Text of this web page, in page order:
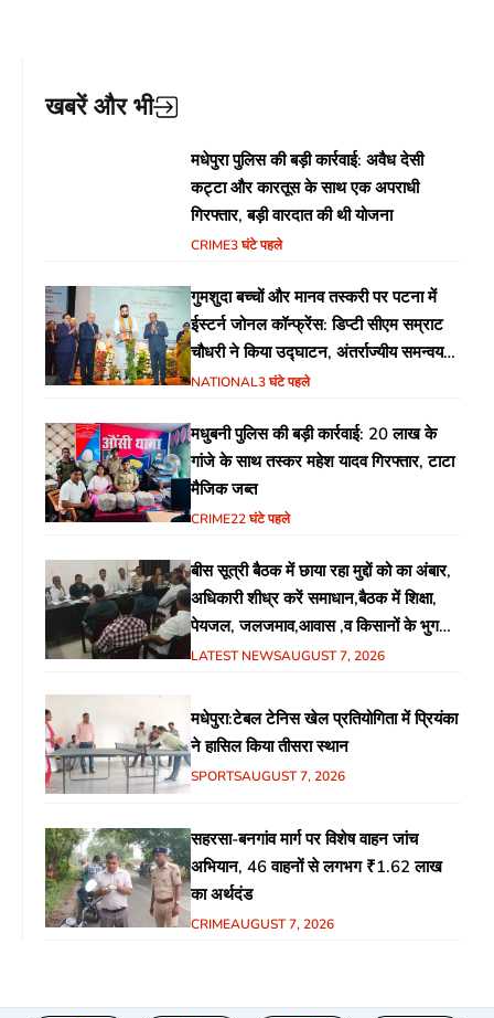
खबरें और भी
मधेपुरा पुलिस की बड़ी कार्रवाई: अवैध देसी
कट्टा और कारतूस के साथ एक अपराधी
गिरफ्तार, बड़ी वारदात की थी योजना
CRIME3 घंटे पहले
गुमशुदा बच्चों और मानव तस्करी पर पटना में
ईस्टर्न जोनल कॉन्फ्रेंस: डिप्टी सीएम सम्राट
चौधरी ने किया उद्घाटन, अंतर्राज्यीय समन्वय
पर जोर
NATIONAL3 घंटे पहले
मधुबनी पुलिस की बड़ी कार्रवाई: 20 लाख के
गांजे के साथ तस्कर महेश यादव गिरफ्तार, टाटा
मैजिक जब्त
CRIME22 घंटे पहले
बीस सूत्री बैठक में छाया रहा मुद्दों को का अंबार,
अधिकारी शीध्र करें समाधान,बैठक में शिक्षा,
पेयजल, जलजमाव,आवास ,व किसानों के भुगतान
का उठा मुद्दा
LATEST NEWSAUGUST 7, 2026
मधेपुरा:टेबल टेनिस खेल प्रतियोगिता में प्रियंका
ने हासिल किया तीसरा स्थान
SPORTSAUGUST 7, 2026
सहरसा-बनगांव मार्ग पर विशेष वाहन जांच
अभियान, 46 वाहनों से लगभग ₹1.62 लाख
का अर्थदंड
CRIMEAUGUST 7, 2026